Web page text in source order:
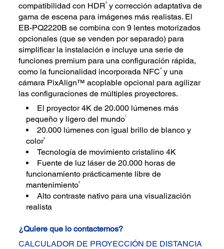
compatibilidad con HDR3 y corrección adaptativa de
gama de escena para imágenes más realistas. El
EB-PQ2220B se combina con 9 lentes motorizados
opcionales (que se venden por separado) para
simplificar la instalación e incluye una serie de
funciones premium para una configuración rápida,
como la funcionalidad incorporada NFC4 y una
cámara PixAlign™ acoplable opcional para agilizar
las configuraciones de múltiples proyectores.
El proyector 4K de 20.000 lúmenes más
pequeño y ligero del mundo1
20.000 lúmenes con igual brillo de blanco y
color5
Tecnología de movimiento cristalino 4K
Fuente de luz láser de 20.000 horas de
funcionamiento prácticamente libre de
mantenimiento2
Alto contraste nativo para una visualización
realista
¿Quiere que lo contactemos?
CALCULADOR DE PROYECCIÓN DE DISTANCIA